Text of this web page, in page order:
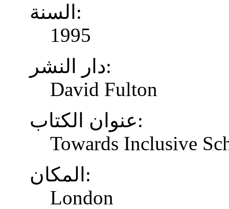
السنة:
1995
دار النشر:
David Fulton
عنوان الكتاب:
Towards Inclusive
المكان:
London